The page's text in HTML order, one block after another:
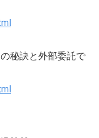
秘訣と外部委託で